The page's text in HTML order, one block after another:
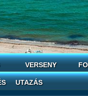
VERSENY
UTAZÁS